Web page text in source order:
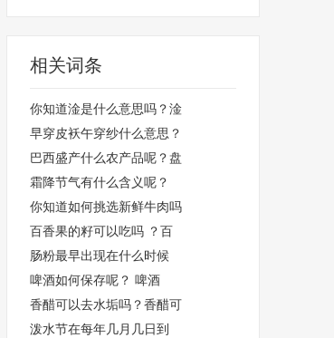
相关词条
你知道淦是什么意思吗？淦
早穿皮袄午穿纱什么意思？
巴西盛产什么农产品呢？盘
霜降节气有什么含义呢？
你知道如何挑选新鲜牛肉吗
百香果的籽可以吃吗 ？百
肠粉最早出现在什么时候
啤酒如何保存呢？ 啤酒
香醋可以去水垢吗？香醋可
泼水节在每年几月几日到